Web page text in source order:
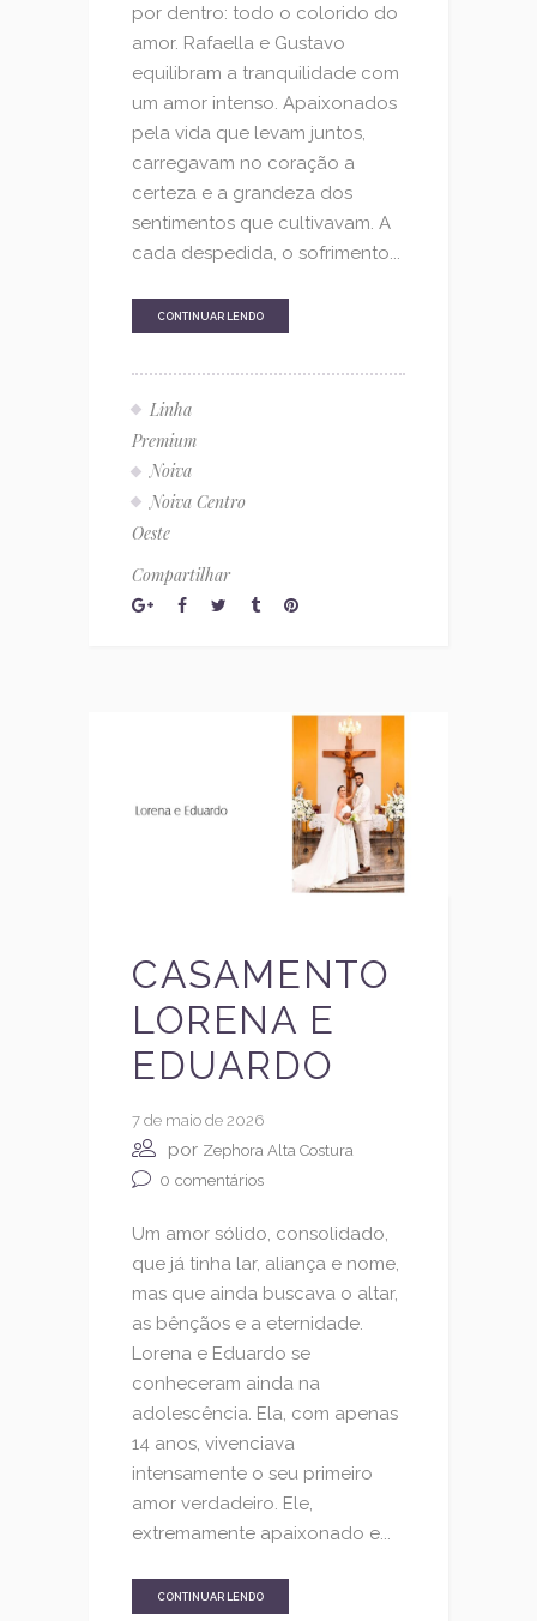
por dentro: todo o colorido do
amor. Rafaella e Gustavo
equilibram a tranquilidade com
um amor intenso. Apaixonados
pela vida que levam juntos,
carregavam no coração a
certeza e a grandeza dos
sentimentos que cultivavam. A
cada despedida, o sofrimento...
CONTINUAR LENDO
Linha
Premium
Noiva
Noiva Centro
Oeste
Compartilhar
CASAMENTO
LORENA E
EDUARDO
7 de maio de 2026
por Zephora Alta Costura
0 comentários
Um amor sólido, consolidado,
que já tinha lar, aliança e nome,
mas que ainda buscava o altar,
as bênçãos e a eternidade.
Lorena e Eduardo se
conheceram ainda na
adolescência. Ela, com apenas
14 anos, vivenciava
intensamente o seu primeiro
amor verdadeiro. Ele,
extremamente apaixonado e...
CONTINUAR LENDO